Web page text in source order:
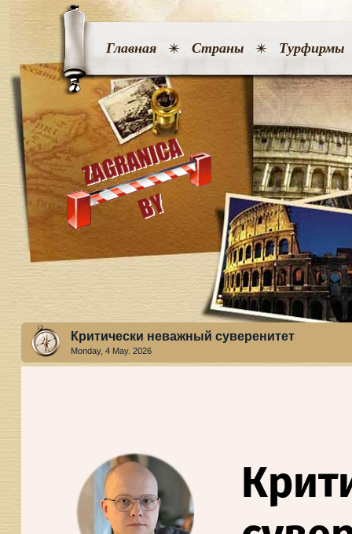
Главная Страны Турфирмы
Критически неважный суверенитет
Monday, 4 May. 2026